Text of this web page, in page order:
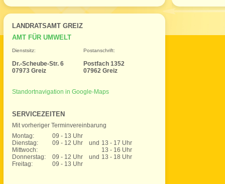
LANDRATSAMT GREIZ
AMT FÜR UMWELT
Dienstsitz: Postanschrift:
Dr.-Scheube-Str. 6
Postfach 1352
07973 Greiz
07962 Greiz
Standortnavigation in Google-Maps
SERVICEZEITEN
Mit vorheriger Terminvereinbarung
Montag:
09 - 13 Uhr
Dienstag:
09 - 12 Uhr und 13 - 17 Uhr
Mittwoch:
13 - 16 Uhr
Donnerstag:
09 - 12 Uhr und 13 - 18 Uhr
Freitag:
09 - 13 Uhr